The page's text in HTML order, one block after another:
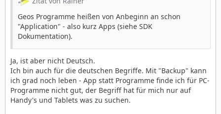
Geos Programme heißen von Anbeginn an schon
"Application" - also kurz Apps (siehe SDK
Dokumentation).
Ja, ist aber nicht Deutsch.
Ich bin auch für die deutschen Begriffe. Mit "Backup" kann
ich grad noch leben - App statt Programme finde ich für PC-
Programme nicht gut, der Begriff hat für mich nur auf
Handy's und Tablets was zu suchen.